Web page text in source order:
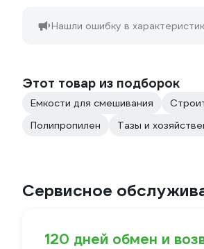
Нашли ошибку в
Этот товар из подборок
Емкости для смешивания
Полипропилен
Тазы и
Сервисное
120 дней обмен и